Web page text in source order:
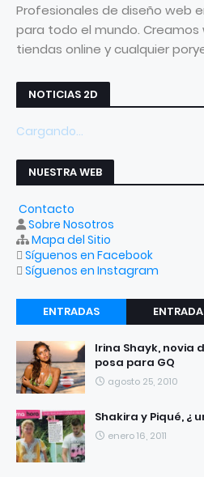
Profesionales de diseño web
para todo el mundo. Creamos
tiendas online y cualquier
NOTICIAS 2D
Cargando...
NUESTRA WEB
Contacto
Sobre Nosotros
Mapa del Sitio
Síguenos en Facebook
Síguenos en Instagram
ENTRADAS
RECIENTES
Irina Shayk, novia
posa para GQ
agosto 25, 2010
Shakira y Piqué, ¿
enero 16, 2011